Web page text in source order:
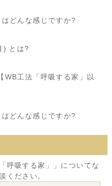
どんな感じですか?
) とは?
WB工法「呼吸する家」以
どんな感じですか?
呼吸する家」」についてな
ください。